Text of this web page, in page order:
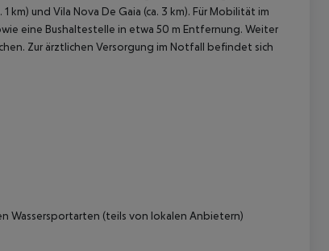
km) und Vila Nova De Gaia (ca. 3 km). Für Mobilität im
eine Bushaltestelle in etwa 50 m Entfernung. Weiter
Zur ärztlichen Versorgung im Notfall befindet sich
Wassersportarten (teils von lokalen Anbietern)